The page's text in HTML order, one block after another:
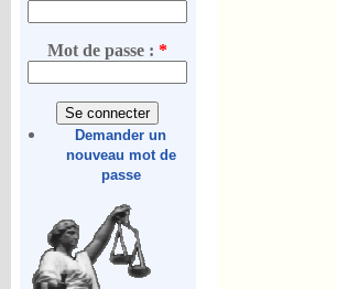
Mot de passe :*
Demander un
nouveau mot de
passe